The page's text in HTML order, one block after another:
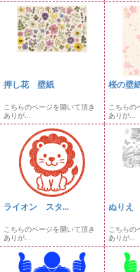
押し花 壁紙
こちらのページを開いて頂き
ありが...
桜の壁
こちらの
ありが...
ライオン スタ...
こちらのページを開いて頂き
ありが...
ぬりえ
こちらの
ありが...